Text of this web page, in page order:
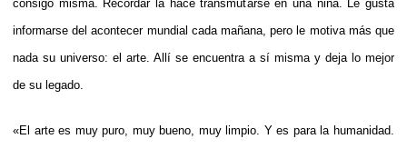
consigo misma. Recordar la hace transmutarse en una niña. Le gusta
informarse del acontecer mundial cada mañana, pero le motiva más que
nada su universo: el arte. Allí se encuentra a sí misma y deja lo mejor
de su legado.
«El arte es muy puro, muy bueno, muy limpio. Y es para la humanidad.